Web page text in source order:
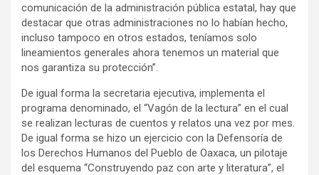
comunicación de la administración pública estatal, hay que
destacar que otras administraciones no lo habían hecho,
incluso tampoco en otros estados, teníamos solo
lineamientos generales ahora tenemos un material que
nos garantiza su protección”.
De igual forma la secretaria ejecutiva, implementa el
programa denominado, el “Vagón de la lectura” en el cual
se realizan lecturas de cuentos y relatos una vez por mes.
De igual forma se hizo un ejercicio con la Defensoría de
los Derechos Humanos del Pueblo de Oaxaca, un pilotaje
del esquema “Construyendo paz con arte y literatura”, el